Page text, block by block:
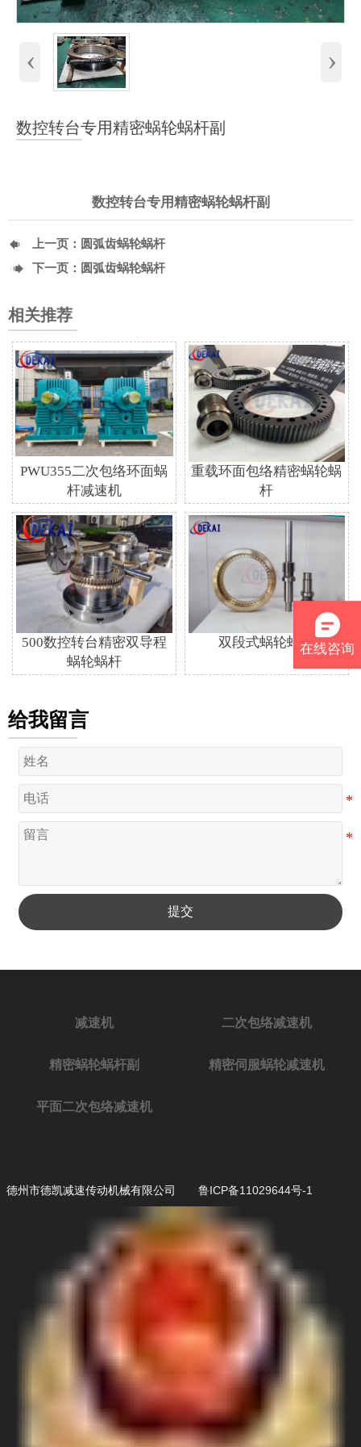
‹ ›
数控转台专用精密蜗轮蜗杆副
数控转台专用精密蜗轮蜗杆副
 上一页： 圆弧齿蜗轮蜗杆
 下一页： 圆弧齿蜗轮蜗杆
相关推荐
PWU355二次包络环面蜗
杆减速机
重载环面包络精密蜗轮蜗
杆
500数控转台精密双导程
蜗轮蜗杆
双段式蜗轮蜗杆
给我留言
提交
减速机 二次包络减速机
精密蜗轮蜗杆副 精密伺服蜗轮减速机
平面二次包络减速机
德州市德凯减速传动机械有限公司 鲁ICP备11029644号-1
在线咨询